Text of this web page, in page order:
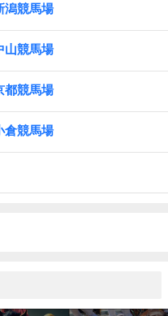
潟競馬場
山競馬場
都競馬場
倉競馬場